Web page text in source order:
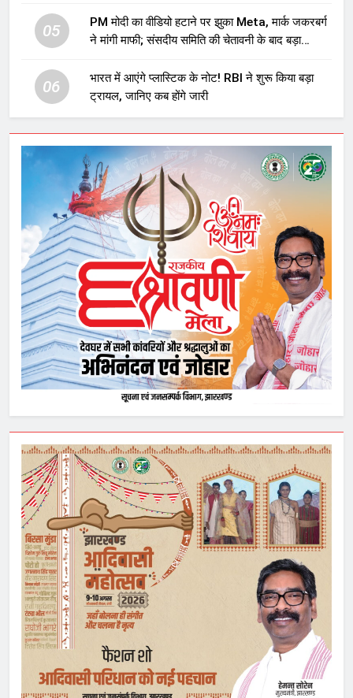
05
PM मोदी का वीडियो हटाने पर झुका Meta, मार्क जकरबर्ग
ने मांगी माफी; संसदीय समिति की चेतावनी के बाद बड़ा
06
भारत में आएंगे प्लास्टिक के नोट! RBI ने शुरू किया बड़ा
ट्रायल, जानिए कब होंगे जारी